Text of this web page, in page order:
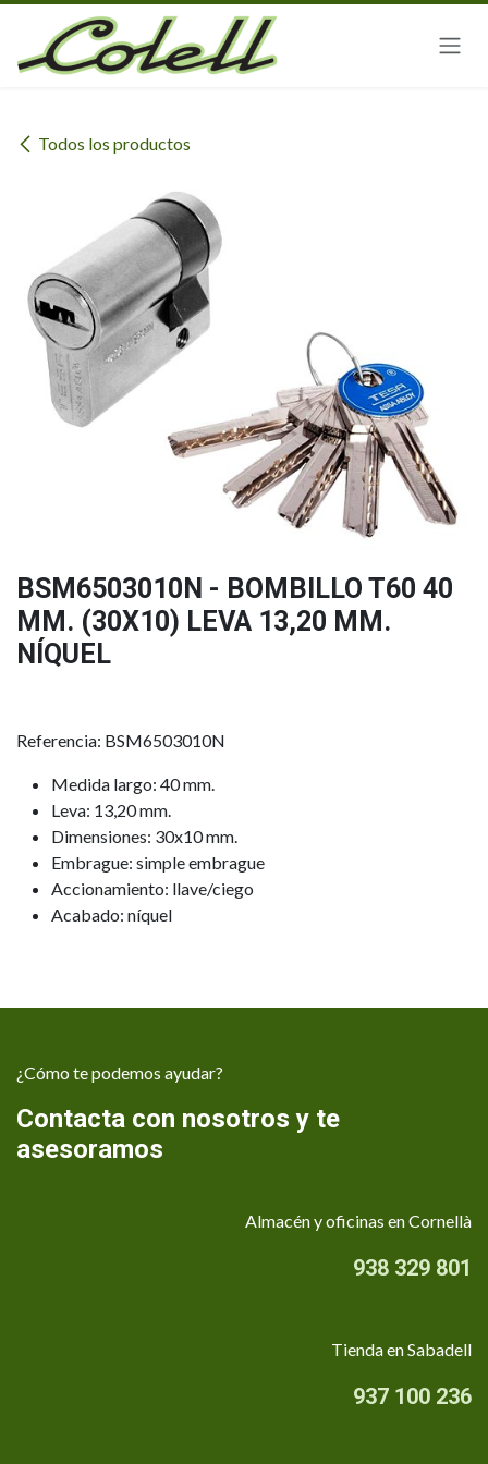
Ir al contenido
Todos los productos
BSM6503010N - BOMBILLO T60 40
MM. (30X10) LEVA 13,20 MM.
NÍQUEL
Referencia: BSM6503010N
Medida largo: 40 mm.
Leva: 13,20 mm.
Dimensiones: 30x10 mm.
Embrague: simple embrague
Accionamiento: llave/ciego
Acabado: níquel
¿Cómo te podemos ayudar?
Contacta con nosotros y te
asesoramos
Almacén y oficinas en Cornellà
938 329 801
Tienda en Sabadell
937 100 236